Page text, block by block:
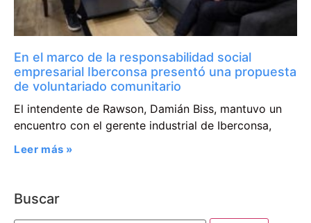
En el marco de la responsabilidad social
empresarial Iberconsa presentó una propuesta
de voluntariado comunitario
El intendente de Rawson, Damián Biss, mantuvo un
encuentro con el gerente industrial de Iberconsa,
Leer más »
Buscar